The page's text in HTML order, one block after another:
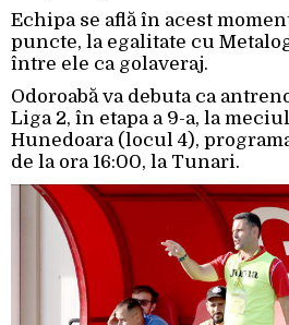
Echipa se află în acest
puncte, la egalitate cu
între ele ca golaveraj.
Odoroabă va debuta ca
Liga 2, în etapa a 9-a, la
Hunedoara (locul 4),
de la ora 16:00, la Tunari.